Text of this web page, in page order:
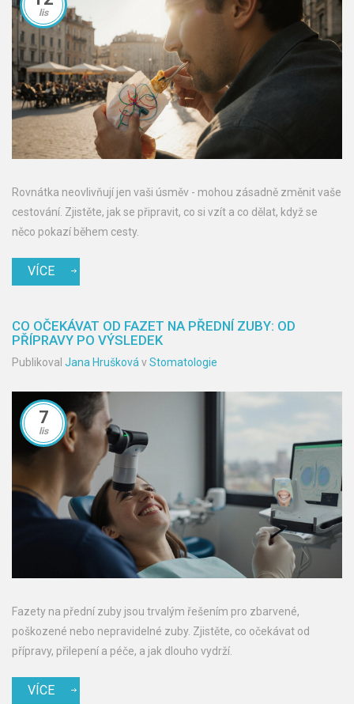
lis
Rovnátka neovlivňují jen vaši úsměv - mohou zásadně změnit vaše
cestování. Zjistěte, jak se připravit, co si vzít a co dělat, když se
něco pokazí během cesty.
VÍCE
CO OČEKÁVAT OD FAZET NA PŘEDNÍ ZUBY: OD
PŘÍPRAVY PO VÝSLEDEK
Publikoval Jana HruškovávStomatologie
7
lis
Fazety na přední zuby jsou trvalým řešením pro zbarvené,
poškozené nebo nepravidelné zuby. Zjistěte, co očekávat od
přípravy, přilepení a péče, a jak dlouho vydrží.
VÍCE